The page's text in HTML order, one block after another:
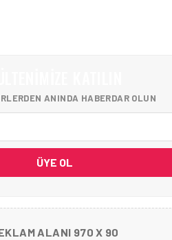
ANINDA HABERDAR OLUN
ÜYE OL
ALANI 970 X 90